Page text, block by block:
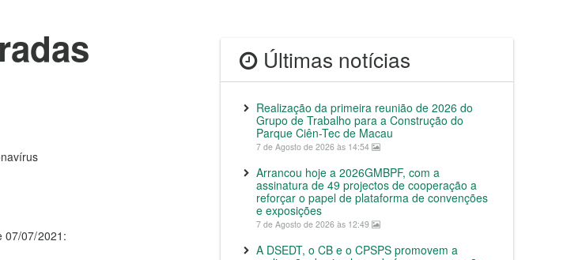
07/07/2021:
Últimas notícias
Realização da primeira reunião de 2026 do
Grupo de Trabalho para a Construção do
Parque Ciên-Tec de Macau
7 de Agosto de 2026 às 14:54
Arrancou hoje a 2026GMBPF, com a
assinatura de 49 projectos de cooperação a
reforçar o papel de plataforma de convenções
e exposições
7 de Agosto de 2026 às 12:49
A DSEDT, o CB e o CPSPS promovem a